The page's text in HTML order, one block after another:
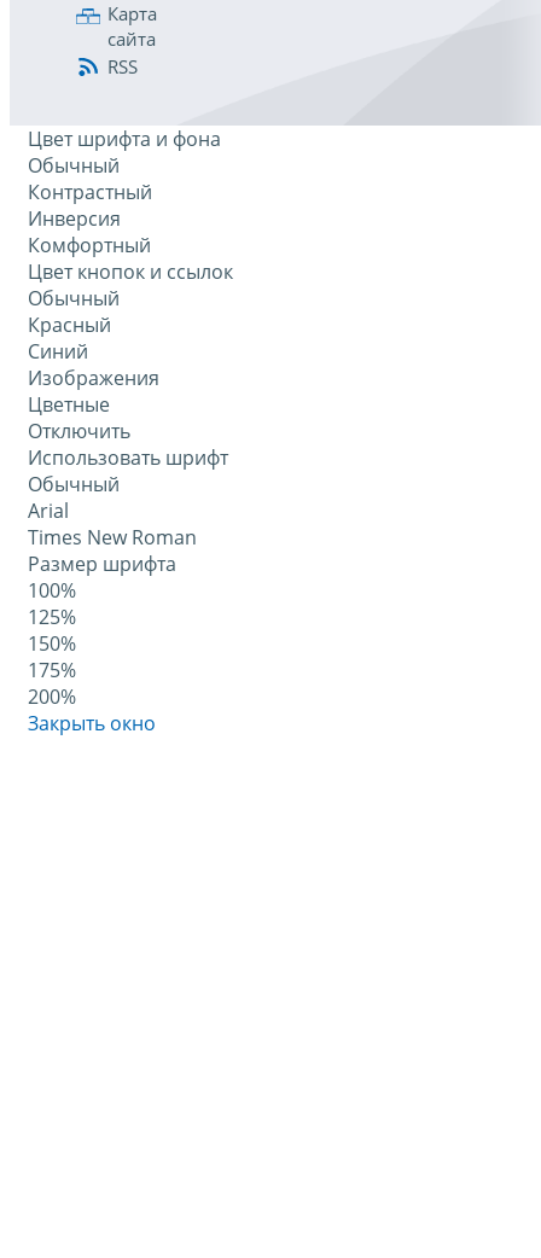
Карта
сайта
RSS
Цвет шрифта и фона
Обычный
Контрастный
Инверсия
Комфортный
Цвет кнопок и ссылок
Обычный
Красный
Синий
Изображения
Цветные
Отключить
Использовать шрифт
Обычный
Arial
Times New Roman
Размер шрифта
100%
125%
150%
175%
200%
Закрыть окно